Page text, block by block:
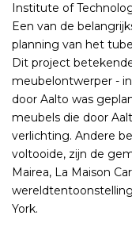
Institute of
Een van de
planning van het
Dit project
meubelontwerper -
door Aalto was
meubels die door
verlichting. Andere
voltooide, zijn de
Mairea, La Maison
York.